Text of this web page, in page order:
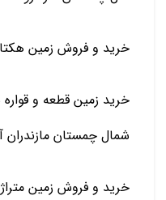
خرید و فروش زمین
خرید زمین قطعه و
شمال چمستان مازندران
خرید و فروش زمین